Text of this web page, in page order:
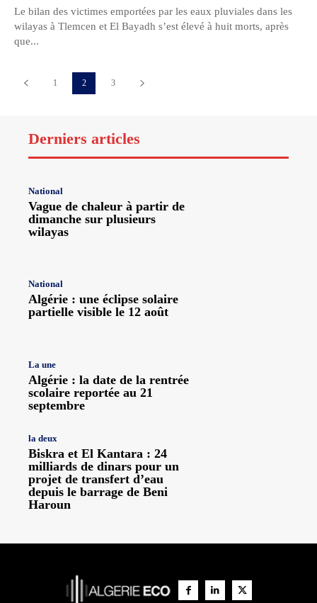
Le bilan des victimes emportées par les eaux pluviales dans les
wilayas à Tlemcen et El Bayadh s’est élevé à huit morts, après
que...
1 2 3
Derniers articles
National
Vague de chaleur à partir de
dimanche sur plusieurs
wilayas
National
Algérie : une éclipse solaire
partielle visible le 12 août
La une
Algérie : la date de la rentrée
scolaire reportée au 21
septembre
la deux
Biskra et El Kantara : 24
milliards de dinars pour un
projet de transfert d’eau
depuis le barrage de Beni
Haroun